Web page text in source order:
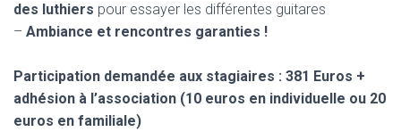
des luthiers pour essayer les différentes guitares
– Ambiance et rencontres garanties !
Participation demandée aux stagiaires : 381 Euros +
adhésion à l’association (10 euros en individuelle ou 20
euros en familiale)